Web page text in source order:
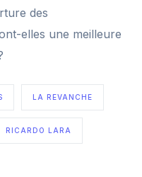
des
elles une meilleure
LA REVANCHE
RICARDO LARA